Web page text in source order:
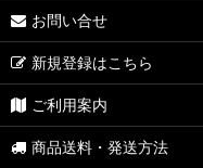
お問い合せ
新規登録はこちら
ご利用案内
商品送料・発送方法